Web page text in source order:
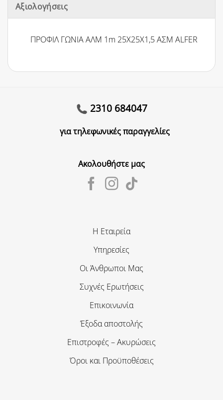
Αξιολογήσεις
ΠΡΟΦΙΛ ΓΩΝΙΑ ΑΛΜ 1m 25X25X1,5 ΑΣΜ ALFER
2310 684047
για τηλεφωνικές παραγγελίες
Ακολουθήστε μας
Η Εταιρεία
Υπηρεσίες
Οι Άνθρωποι Μας
Συχνές Ερωτήσεις
Επικοινωνία
Έξοδα αποστολής
Επιστροφές – Ακυρώσεις
Όροι και Προϋποθέσεις